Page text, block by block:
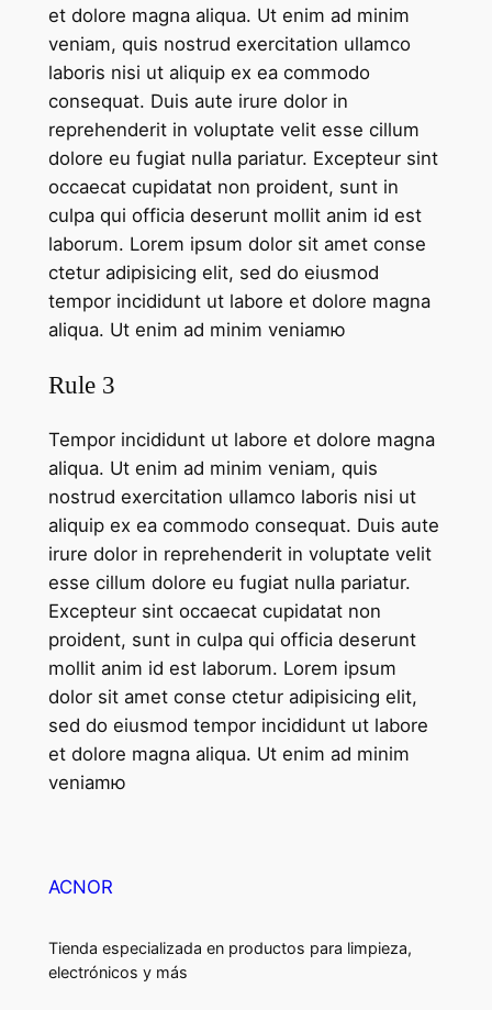
et dolore magna aliqua. Ut enim ad minim
veniam, quis nostrud exercitation ullamco
laboris nisi ut aliquip ex ea commodo
consequat. Duis aute irure dolor in
reprehenderit in voluptate velit esse cillum
dolore eu fugiat nulla pariatur. Excepteur sint
occaecat cupidatat non proident, sunt in
culpa qui officia deserunt mollit anim id est
laborum. Lorem ipsum dolor sit amet conse
ctetur adipisicing elit, sed do eiusmod
tempor incididunt ut labore et dolore magna
aliqua. Ut enim ad minim veniamю
Rule 3
Tempor incididunt ut labore et dolore magna
aliqua. Ut enim ad minim veniam, quis
nostrud exercitation ullamco laboris nisi ut
aliquip ex ea commodo consequat. Duis aute
irure dolor in reprehenderit in voluptate velit
esse cillum dolore eu fugiat nulla pariatur.
Excepteur sint occaecat cupidatat non
proident, sunt in culpa qui officia deserunt
mollit anim id est laborum. Lorem ipsum
dolor sit amet conse ctetur adipisicing elit,
sed do eiusmod tempor incididunt ut labore
et dolore magna aliqua. Ut enim ad minim
veniamю
ACNOR
Tienda especializada en productos para limpieza,
electrónicos y más